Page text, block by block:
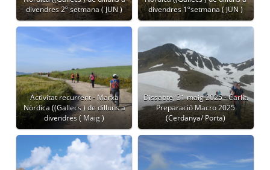
divendres 2º setmana ( JUN )
divendres 1ºsetmana ( JUN )
Activitat recurrent - Marxa
Nòrdica ((Gallecs ) de dilluns a
divendres ( Maig )
Dissabte, 31 maig 2025 - Carlit.
Preparació Macro 2025
(Cerdanya/ Porta)